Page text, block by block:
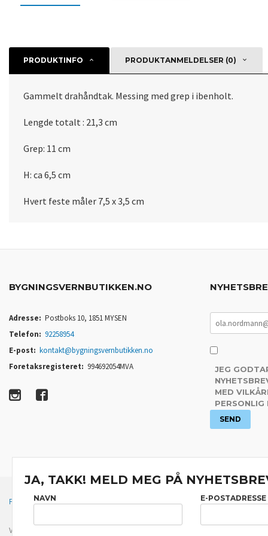
PRODUKTINFO PRODUKTANMELDELSER (0)
Gammelt drahåndtak. Messing med grep i ibenholt.
Lengde totalt : 21,3 cm
Grep: 11 cm
H: ca 6,5 cm
Hvert feste måler 7,5 x 3,5 cm
BYGNINGSVERNBUTIKKEN.NO
Adresse: Postboks 10, 1851 MYSEN
Telefon: 92258954
E-post: kontakt@bygningsvernbutikken.no
Foretaksregisteret: 994692054MVA
JEG
MED
PERSONLIG
FRAKT KJØPSBETINGELSER SIKKERHET OG PERSONVERN
Vår nettbutikk bruker cookies slik at du får en bedre kjøpsopplevelse og vi kan
JA, TAKK! MELD MEG PÅ
NAVN E-POSTADRESSE